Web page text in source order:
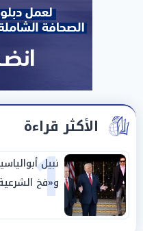
الأكثر قراءة
1
نبيل
و«فخ
وحليفه في